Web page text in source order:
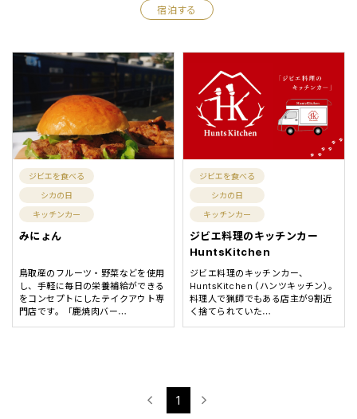
宿泊する
ジビエを食べる
シカの日
キッチンカー
みにょん
鳥取産のフルーツ・野菜などを使用
し、手軽に毎日の栄養補給ができる
をコンセプトにしたテイクアウト専
門店です。 「鹿焼肉バー…
ジビエを食べる
シカの日
キッチンカー
ジビエ料理のキッチンカー
HuntsKitchen
ジビエ料理のキッチンカー、
HuntsKitchen （ハンツキッチン）。
料理人で猟師でもある店主が9割近
く捨てられていた…
1